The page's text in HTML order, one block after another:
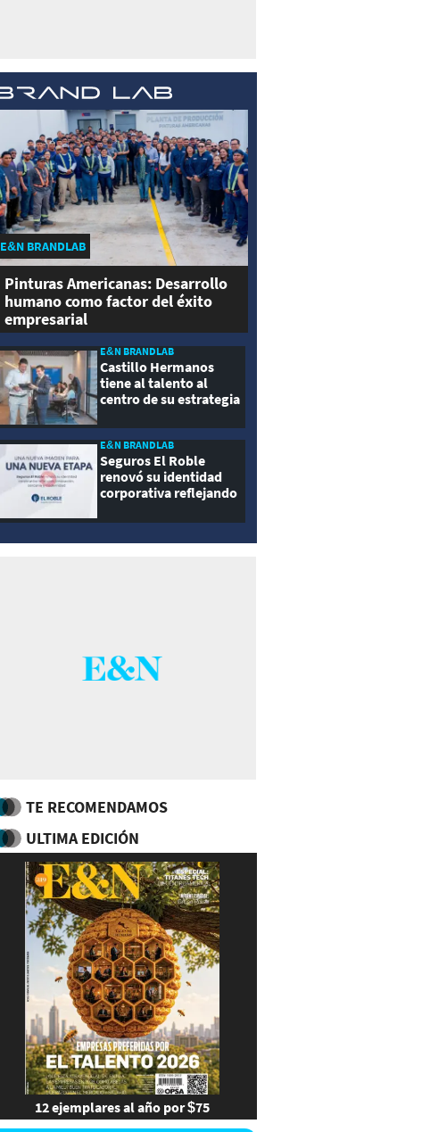
E&N BRANDLAB
Pinturas Americanas: Desarrollo
humano como factor del éxito
empresarial
E&N BRANDLAB
Castillo Hermanos
tiene al talento al
centro de su estrategia
E&N BRANDLAB
Seguros El Roble
renovó su identidad
corporativa reflejando
modernidad
TE RECOMENDAMOS
ULTIMA EDICIÓN
12 ejemplares al año por $75